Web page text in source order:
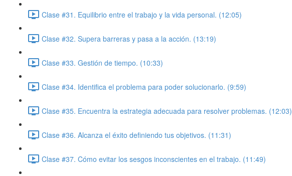
Clase #31. Equilibrio entre el trabajo y la vida personal. (12:05)
Clase #32. Supera barreras y pasa a la acción. (13:19)
Clase #33. Gestión de tiempo. (10:33)
Clase #34. Identifica el problema para poder solucionarlo. (9:59)
Clase #35. Encuentra la estrategia adecuada para resolver problemas. (12:03)
Clase #36. Alcanza el éxito definiendo tus objetivos. (11:31)
Clase #37. Cómo evitar los sesgos inconscientes en el trabajo. (11:49)